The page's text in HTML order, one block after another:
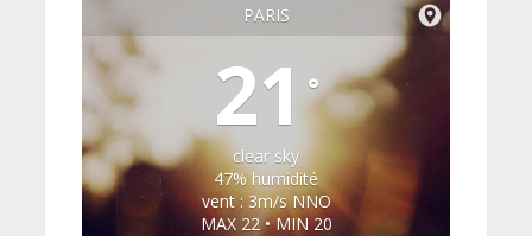
PARIS
21°
clear sky
47% humidité
vent : 3m/s NNO
MAX 22 • MIN 20